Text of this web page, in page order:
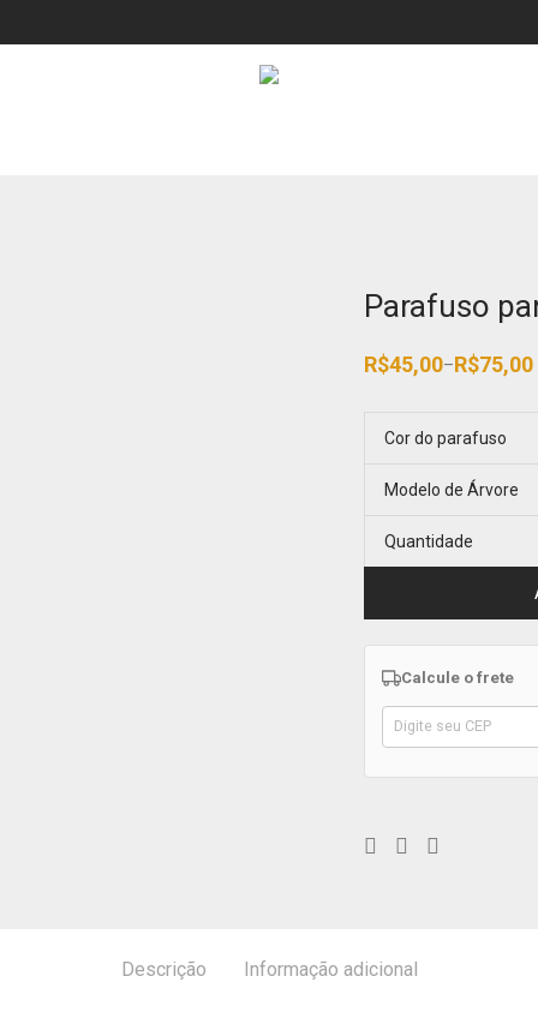
Parafuso
R$45,00–R$75,00
Faixa
através
Cor do parafuso
Modelo de Árvore
Quantidade
Calcule o frete
Descrição Informação adicional